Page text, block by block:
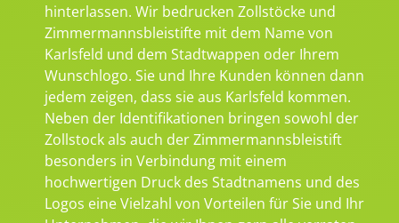
hinterlassen. Wir bedrucken Zollstöcke und
Zimmermannsbleistifte mit dem Name von
Karlsfeld und dem Stadtwappen oder Ihrem
Wunschlogo. Sie und Ihre Kunden können dann
jedem zeigen, dass sie aus Karlsfeld kommen.
Neben der Identifikationen bringen sowohl der
Zollstock als auch der Zimmermannsbleistift
besonders in Verbindung mit einem
hochwertigen Druck des Stadtnamens und des
Logos eine Vielzahl von Vorteilen für Sie und Ihr